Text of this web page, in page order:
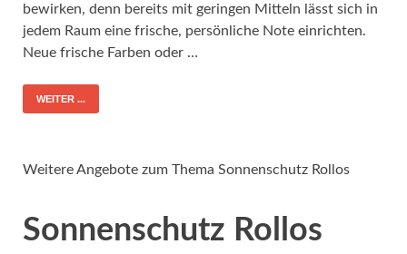
bewirken, denn bereits mit geringen Mitteln lässt sich in
jedem Raum eine frische, persönliche Note einrichten.
Neue frische Farben oder …
WEITER ...
Weitere Angebote zum Thema Sonnenschutz Rollos
Sonnenschutz Rollos